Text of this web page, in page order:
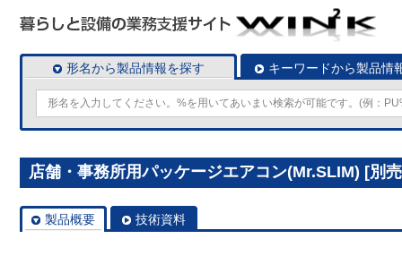
形名から製品情報を探す キーワードから製品情
店舗・事務所用パッケージエアコン(Mr.SLIM) [別
製品概要 技術資料